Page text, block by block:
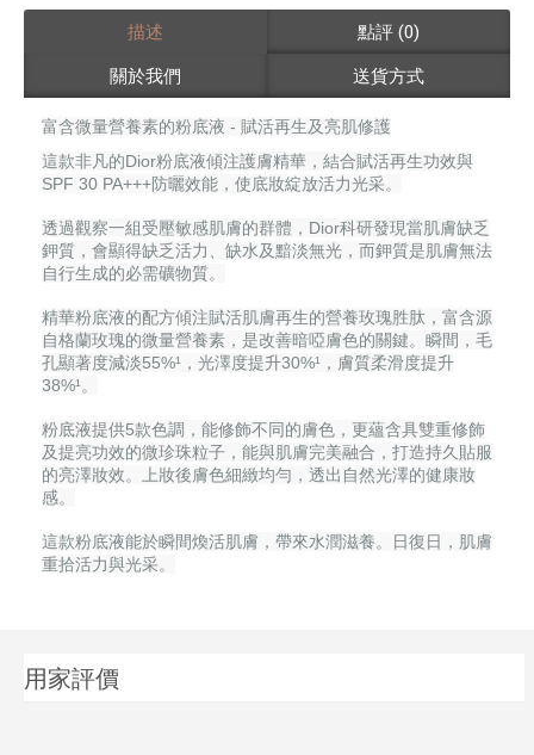
描述
點評 (0)
關於我們
送貨方式
富含微量營養素的粉底液 - 賦活再生及亮肌修護
這款非凡的Dior粉底液傾注護膚精華，結合賦活再生功效與
SPF 30 PA+++防曬效能，使底妝綻放活力光采。
透過觀察一組受壓敏感肌膚的群體，Dior科研發現當肌膚缺乏
鉀質，會顯得缺乏活力、缺水及黯淡無光，而鉀質是肌膚無法
自行生成的必需礦物質。
精華粉底液的配方傾注賦活肌膚再生的營養玫瑰胜肽，富含源
自格蘭玫瑰的微量營養素，是改善暗啞膚色的關鍵。瞬間，毛
孔顯著度減淡55%¹，光澤度提升30%¹，膚質柔滑度提升
38%¹。
粉底液提供5款色調，能修飾不同的膚色，更蘊含具雙重修飾
及提亮功效的微珍珠粒子，能與肌膚完美融合，打造持久貼服
的亮澤妝效。上妝後膚色細緻均勻，透出自然光澤的健康妝
感。
這款粉底液能於瞬間煥活肌膚，帶來水潤滋養。日復日，肌膚
重拾活力與光采。
用家評價